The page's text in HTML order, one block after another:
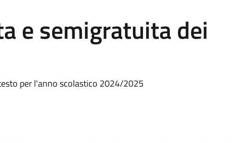
e semigratuita dei
per l'anno scolastico 2024/2025